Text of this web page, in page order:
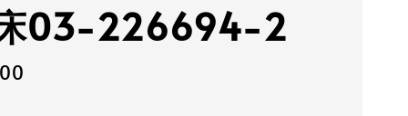
03-226694-2